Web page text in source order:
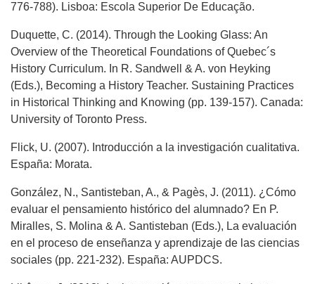
776-788). Lisboa: Escola Superior De Educação.
Duquette, C. (2014). Through the Looking Glass: An
Overview of the Theoretical Foundations of Quebec´s
History Curriculum. In R. Sandwell & A. von Heyking
(Eds.), Becoming a History Teacher. Sustaining Practices
in Historical Thinking and Knowing (pp. 139-157). Canada:
University of Toronto Press.
Flick, U. (2007). Introducción a la investigación cualitativa.
España: Morata.
González, N., Santisteban, A., & Pagès, J. (2011). ¿Cómo
evaluar el pensamiento histórico del alumnado? En P.
Miralles, S. Molina & A. Santisteban (Eds.), La evaluación
en el proceso de enseñanza y aprendizaje de las ciencias
sociales (pp. 221-232). España: AUPDCS.